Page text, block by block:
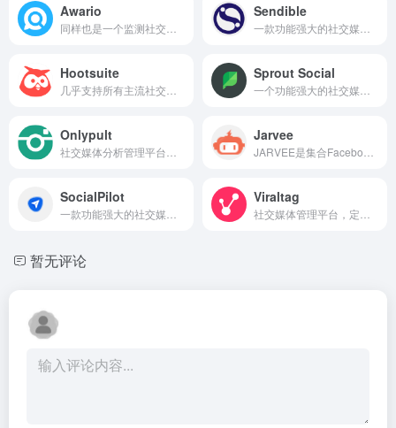
Awario Sendible
Hootsuite Sprout Social
Onlypult Jarvee
SocialPilot Viraltag
暂无评论